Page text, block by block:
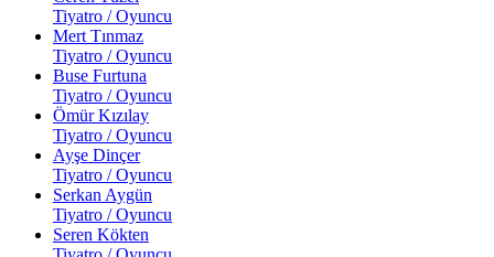
Tiyatro / Oyuncu
Mert Tınmaz
Tiyatro / Oyuncu
Buse Furtuna
Tiyatro / Oyuncu
Ömür Kızılay
Tiyatro / Oyuncu
Ayşe Dinçer
Tiyatro / Oyuncu
Serkan Aygün
Tiyatro / Oyuncu
Seren Kökten